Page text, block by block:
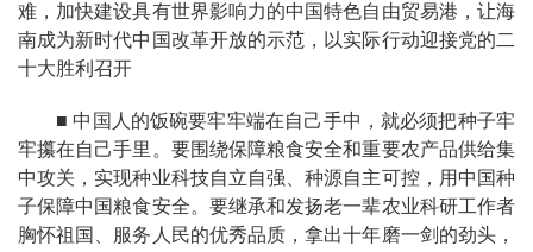
难，加快建设具有世界影响力的中国特色自由贸易港，让海
南成为新时代中国改革开放的示范，以实际行动迎接党的二
十大胜利召开
■ 中国人的饭碗要牢牢端在自己手中，就必须把种子牢
牢攥在自己手里。要围绕保障粮食安全和重要农产品供给集
中攻关，实现种业科技自立自强、种源自主可控，用中国种
子保障中国粮食安全。要继承和发扬老一辈农业科研工作者
胸怀祖国、服务人民的优秀品质，拿出十年磨一剑的劲头，